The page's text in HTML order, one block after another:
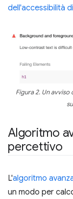
dell'accessibilità
Figura 2. Un
Algoritmo
percettivo
L'algoritmo
un modo per